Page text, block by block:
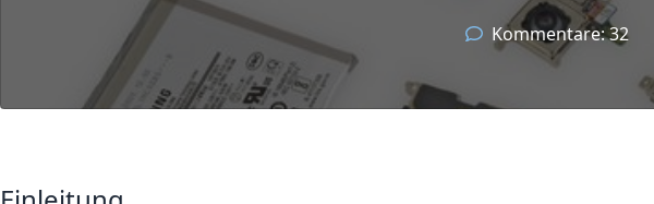
Kommentare:32